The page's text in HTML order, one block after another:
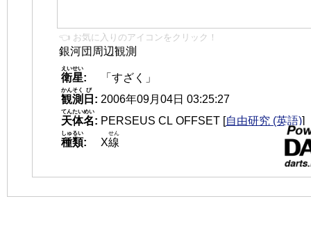
👈 お気に入りのアイコンをクリック！
銀河団周辺観測
衛星
えいせい
:
「すざく」
観測
かんそく
日
び
: 2006年09月04日 03:25:27
天体名
てんたいめい
: PERSEUS CL OFFSET [自由研究 (英語)]
種類
しゅるい
: X線
せん